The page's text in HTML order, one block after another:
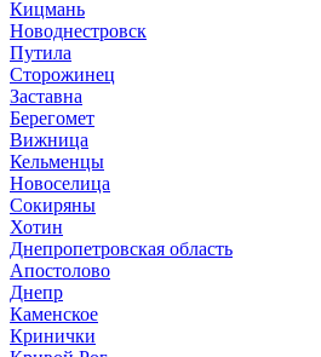
Кицмань
Новоднестровск
Путила
Сторожинец
Заставна
Берегомет
Вижница
Кельменцы
Новоселица
Сокиряны
Хотин
Днепропетровская область
Апостолово
Днепр
Каменское
Кринички